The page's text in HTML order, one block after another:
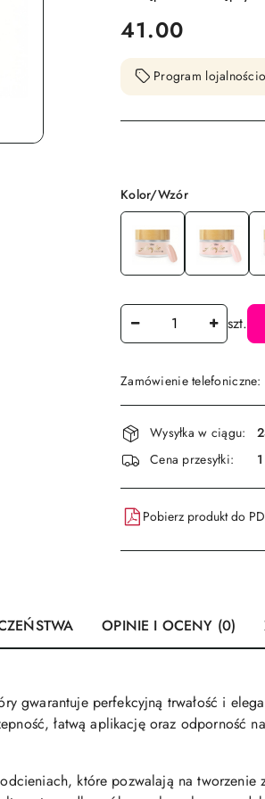
cena:
41.00
Program
Wariant
Kolor/Wzór
Ilość szt.
Zamówienie
Dostępność
i
dostawa
Wysyłka w ciągu:
Cena przesyłki:
Pobierz produkt do
OPINIE I OCENY (0)
gwarantuje perfekcyjną trwałość i
łatwą aplikację oraz odporność
które pozwalają na tworzenie